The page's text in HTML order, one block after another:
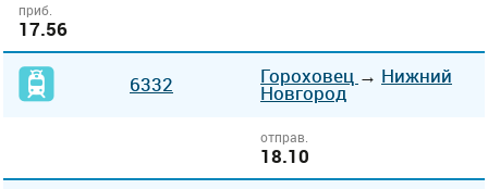
приб.
17.56
6332 Гороховец → Нижний
Новгород
отправ.
18.10